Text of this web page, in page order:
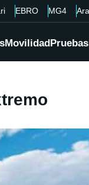
EBRO MG4
MovilidadPruebas